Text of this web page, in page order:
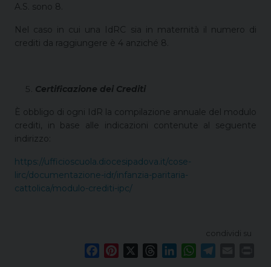
A.S. sono 8.
Nel caso in cui una IdRC sia in maternità il numero di
crediti da raggiungere è 4 anziché 8.
Certificazione dei Crediti
È obbligo di ogni IdR la compilazione annuale del modulo
crediti, in base alle indicazioni contenute al seguente
indirizzo:
https://ufficioscuola.diocesipadova.it/cose-
lirc/documentazione-idr/infanzia-paritaria-
cattolica/modulo-crediti-ipc/
condividi su
W